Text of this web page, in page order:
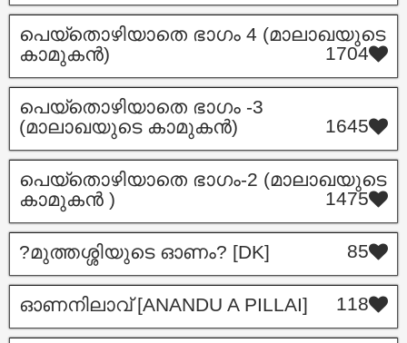
പെയ്തൊഴിയാതെ ഭാഗം 4 (മാലാഖയുടെ
കാമുകൻ)
1704
പെയ്തൊഴിയാതെ ഭാഗം -3
(മാലാഖയുടെ കാമുകൻ)
1645
പെയ്തൊഴിയാതെ ഭാഗം-2 (മാലാഖയുടെ
കാമുകൻ )
1475
?മുത്തശ്ശിയുടെ ഓണം? [DK] 85
ഓണനിലാവ്‌ [ANANDU A PILLAI] 118